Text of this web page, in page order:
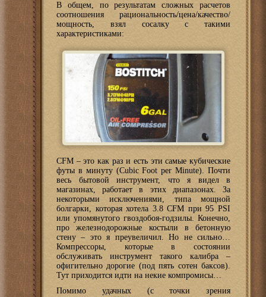
В общем, по результатам сложных расчетов
соотношения рациональность/цена/качество/
мощность, взял сосалку с такими
характеристиками:
CFM – это как раз и есть эти самые кубические
футы в минуту (Cubic Foot per Minute). Почти
весь бытовой инструмент, что я видел в
магазинах, работает в этих диапазонах. За
некоторыми исключениями, типа мощной
болгарки, которая хотела 3.8 CFM при 95 PSI
или упомянутого гвоздобоя-годзилы. Конечно,
про железнодорожные костыли в бетонную
стену – это я преувеличил. Но не сильно…
Компрессоры, которые в состоянии
обслуживать инструмент такого калибра –
офигительно дорогие (под пять сотен баксов).
Тут приходится идти на некие компромисы…
Помимо удачных (с точки зрения